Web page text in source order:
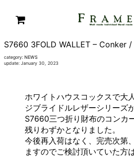
S7660 3FOLD WALLET – Conker
category: NEWS
update: January 30, 2023
ホワイトハウスコックスで大
ジブライドルレザーシリーズ
S7660三つ折り財布のコンカ
残りわずかとなりました。
今後再入荷はなく、完売次第
ますのでご検討頂いていた方